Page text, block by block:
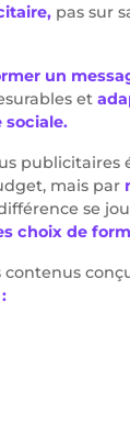
pas sur
un
et
sociale.
publicitaires
mais par
se
choix de
contenus